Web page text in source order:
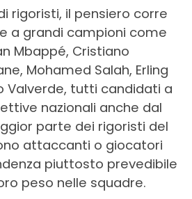
rigoristi, il pensiero corre
a grandi campioni come
Mbappé, Cristiano
Mohamed Salah, Erling
Valverde, tutti candidati a
nazionali anche dal
parte dei rigoristi del
attaccanti o giocatori
piuttosto prevedibile
peso nelle squadre.